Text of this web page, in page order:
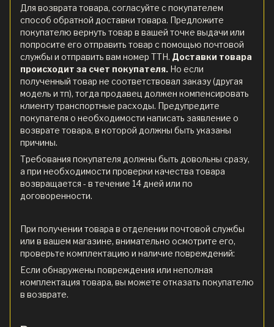
Для возврата товара, согласуйте с покупателем
способ обратной доставки товара. Предложите
покупателю вернуть товар в вашей точке выдачи или
попросите его отправить товар с помощью почтовой
службы и отправить вам номер ТТН. Доставки товара
происходит за счет покупателя. Но если
полученный товар не соответствовал заказу (другая
модель и тп), тогда продавец должен компенсировать
клиенту транспортные расходы. Предупредите
покупателя о необходимости написать заявление о
возврате товара, в которой должны быть указаны
причины.
Требования покупателя должны быть довольны сразу,
а при необходимости проверки качества товара
возвращается - в течение 14 дней или по
договоренности.
При получении товара в отделении почтовой службы
или в вашем магазине, внимательно осмотрите его,
проверьте комплектацию и наличие повреждений:
Если обнаружены повреждения или неполная
комплектация товара, вы можете отказать покупателю
в возврате.